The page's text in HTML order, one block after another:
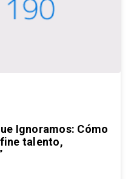
Ignoramos: Cómo
talento,